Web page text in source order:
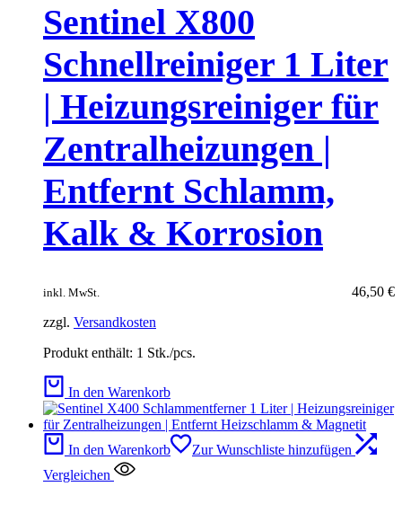
Sentinel X800
Schnellreiniger 1 Liter
| Heizungsreiniger für
Zentralheizungen |
Entfernt Schlamm,
Kalk & Korrosion
46,50 €
inkl. MwSt.
zzgl. Versandkosten
Produkt enthält: 1 Stk./pcs.
In den Warenkorb
In den Warenkorb
Zur Wunschliste hinzufügen
Vergleichen